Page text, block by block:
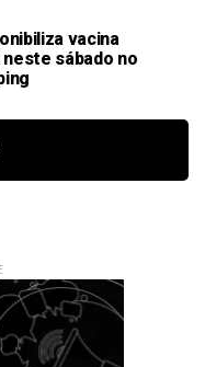
vacina
sábado no